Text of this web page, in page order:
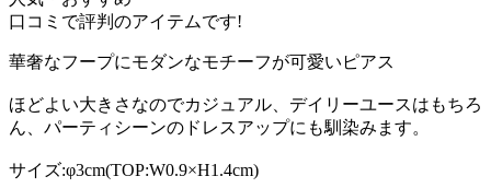
口コミで評判のアイテムです!
華奢なフープにモダンなモチーフが可愛いピアス
ほどよい大きさなのでカジュアル、デイリーユースはもちろ
ん、パーティシーンのドレスアップにも馴染みます。
サイズ:φ3cm(TOP:W0.9×H1.4cm)